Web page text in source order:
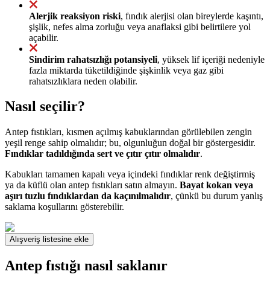
Alerjik reaksiyon riski, fındık alerjisi olan bireylerde kaşıntı,
şişlik, nefes alma zorluğu veya anaflaksi gibi belirtilere yol
açabilir.
Sindirim rahatsızlığı potansiyeli, yüksek lif içeriği nedeniyle
fazla miktarda tüketildiğinde şişkinlik veya gaz gibi
rahatsızlıklara neden olabilir.
Nasıl seçilir?
Antep fıstıkları, kısmen açılmış kabuklarından görülebilen zengin
yeşil renge sahip olmalıdır; bu, olgunluğun doğal bir göstergesidir.
Fındıklar tadıldığında sert ve çıtır çıtır olmalıdır.
Kabukları tamamen kapalı veya içindeki fındıklar renk değiştirmiş
ya da küflü olan antep fıstıkları satın almayın. Bayat kokan veya
aşırı tuzlu fındıklardan da kaçınılmalıdır, çünkü bu durum yanlış
saklama koşullarını gösterebilir.
Alışveriş listesine ekle
Antep fıstığı nasıl saklanır